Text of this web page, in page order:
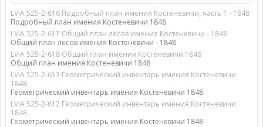
LVIA 525-2-616 Подробный план имения Костеневичи, часть 1 - 1848
Подробный план имения Костеневичи 1848
LVIA 525-2-617 Общий план лесов имения Костеневичи - 1848
Общий план лесов имения Костеневичи - 1848
LVIA 525-2-618 Общий план имения Костеневичи 1848
Общий план имения Костеневичи 1848
LVIA 525-2-613 Геометрический инвентарь имения Костеневичи
1848
Геометрический инвентарь имения Костеневичи 1848
LVIA 525-2-612 Геометрический инвентарь имения Костеневичи
1848
Геометрический инвентарь имения Костеневичи 1848